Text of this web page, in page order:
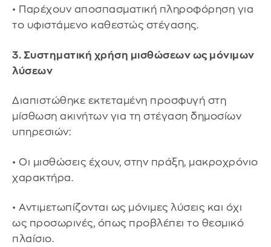
• Παρέχουν αποσπασματική πληροφόρηση για
το υφιστάμενο καθεστώς στέγασης.
3. Συστηματική χρήση μισθώσεων ως μόνιμων
λύσεων
Διαπιστώθηκε εκτεταμένη προσφυγή στη
μίσθωση ακινήτων για τη στέγαση δημοσίων
υπηρεσιών:
• Οι μισθώσεις έχουν, στην πράξη, μακροχρόνιο
χαρακτήρα.
• Αντιμετωπίζονται ως μόνιμες λύσεις και όχι
ως προσωρινές, όπως προβλέπει το θεσμικό
πλαίσιο.